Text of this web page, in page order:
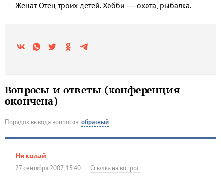
Женат. Отец троих детей. Хобби — охота, рыбалка.
Вопросы и ответы (конференция
окончена)
Порядок вывода вопросов:обратный
Николай
27 сентября 2007, 15:40 Ссылка на вопрос